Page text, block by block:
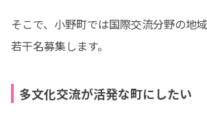
そこで、小野町では国際交流分野の地
若干名募集します。
多文化交流が活発な町にしたい